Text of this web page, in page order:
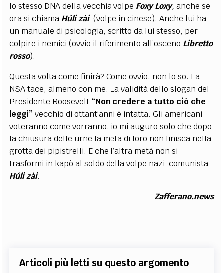
lo stesso DNA della vecchia volpe Foxy Loxy,anche se
ora si chiama Húli zài (volpe in cinese). Anche lui ha
un manuale di psicologia, scritto da lui stesso, per
colpire i nemici (ovvio il riferimento all’osceno Libretto
rosso).
Questa volta come finirà? Come ovvio, non lo so. La
NSA tace, almeno con me. La validità dello slogan del
Presidente Roosevelt “Non credere a tutto ciò che
leggi”vecchio di ottant’anni è intatta. Gli americani
voteranno come vorranno, io mi auguro solo che dopo
la chiusura delle urne la metà di loro non finisca nella
grotta dei pipistrelli. E che l’altra metà non si
trasformi in kapò al soldo della volpe nazi-comunista
Húlizài.
Zafferano.news
Articoli più letti su questo argomento